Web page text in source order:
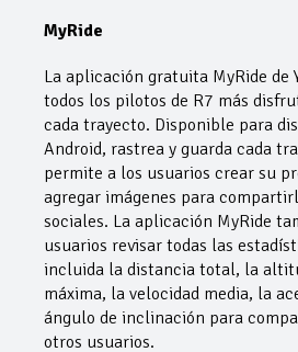
MyRide
La aplicación gratuita MyRide de
todos los pilotos de R7 más
cada trayecto. Disponible para
Android, rastrea y guarda cada
permite a los usuarios crear su
agregar imágenes para
sociales. La aplicación MyRide
usuarios revisar todas las
incluida la distancia total, la
máxima, la velocidad media, la
ángulo de inclinación para
otros usuarios.